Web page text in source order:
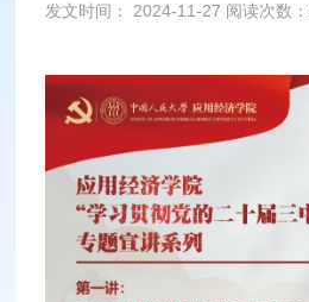
发文时间： 2024-11-27 阅读次数：